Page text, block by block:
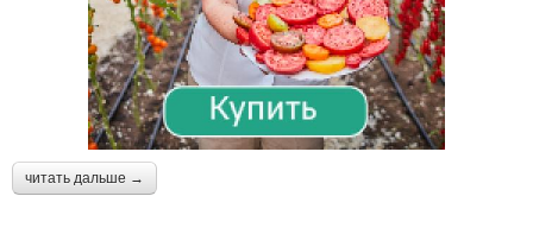
читать дальше →